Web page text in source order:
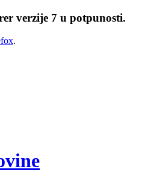
verzije 7 u potpunosti.
.